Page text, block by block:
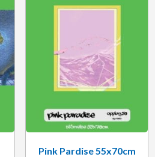
Pink Pardise 55x70cm